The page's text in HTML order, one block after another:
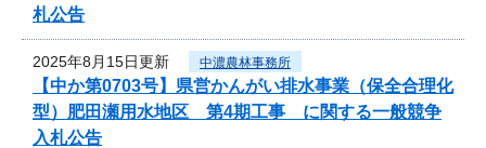
札公告
2025年8月15日更新 中濃農林事務所
【中か第0703号】県営かんがい排水事業（保全合理化
型）肥田瀬用水地区 第4期工事 に関する一般競争
入札公告